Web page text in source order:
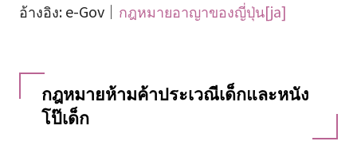
อ้างอิง: e-Gov｜ กฎหมายอาญาของญี่ปุ่น[ja]
กฎหมายห้ามค้าประเวณีเด็กและหนัง
โป๊เด็ก